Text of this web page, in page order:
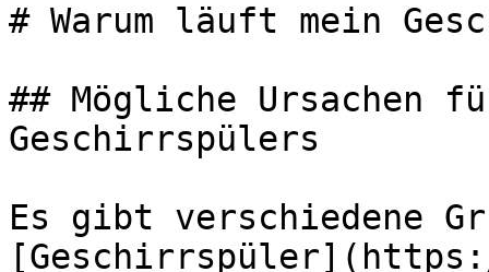
# Warum läuft mein
## Mögliche Ursachen
Geschirrspülers
Es gibt verschiedene